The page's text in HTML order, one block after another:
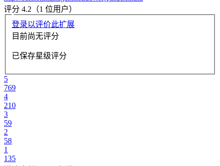
评分 4.2（1 位用户）
登录以评价此扩展
目前尚无评分
已保存星级评分
5
769
4
210
3
59
2
58
1
135